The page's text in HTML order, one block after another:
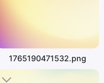
1765190471532.png